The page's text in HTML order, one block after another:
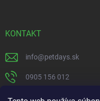
KONTAKT
info@petdays.sk
0905 156 012
PetDays